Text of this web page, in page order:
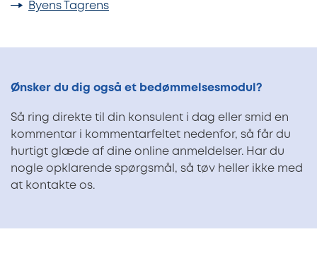
Byens Tagrens
Ønsker du dig også et bedømmelsesmodul?
Så ring direkte til din konsulent i dag eller smid en
kommentar i kommentarfeltet nedenfor, så får du
hurtigt glæde af dine online anmeldelser. Har du
nogle opklarende spørgsmål, så tøv heller ikke med
at kontakte os.